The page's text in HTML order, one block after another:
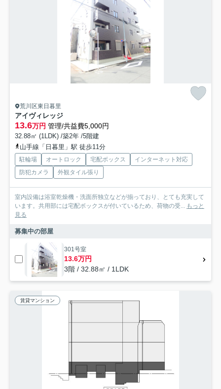
荒川区東日暮里
アイヴィレッジ
13.6万円 管理/共益費5,000円
32.88㎡ (1LDK) /築2年 /5階建
山手線「日暮里」駅 徒歩11分
駐輪場 オートロック 宅配ボックス
インターネット対応
防犯カメラ
外観タイル張り
室内設備は浴室乾燥機・洗面所独立などが揃っており、とても充実して
います。共用部には宅配ボックスが付いているため、荷物の受...
もっと
見る
募集中の部屋
301号室
13.6万円
3階 / 32.88㎡ / 1LDK
賃貸マンション